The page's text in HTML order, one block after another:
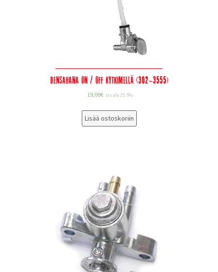
Bensahana On / Off kytkimellä (302-3555)
19,00€ sis alv 25.5%
Lisää ostoskoriin